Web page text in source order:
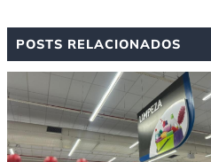
POSTS RELACIONADOS